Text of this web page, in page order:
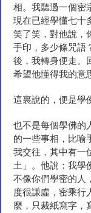
相。我聽過一個密
現在已經學懂七十
笑了笑，對他說，
手印，多少條咒語
後，我轉身便走。
希望他懂得我的意
這裏說的，便是學
也不是每個學佛的
的一些事相，比喻
我交往，其中有一
土」。他說：我學
不像你們學密的人
度很謙虛，密乘行
麼，只裁紙寫字，